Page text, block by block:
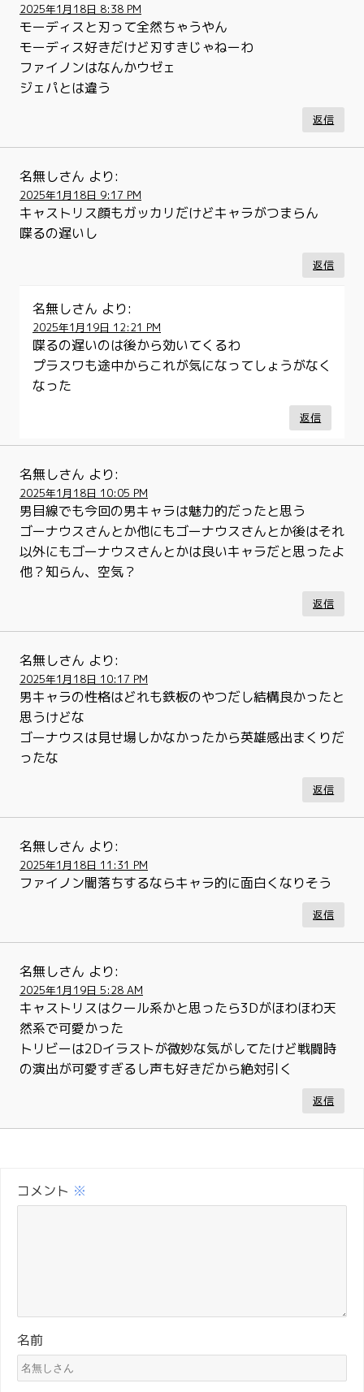
2025年1月18日 8:38 PM
モーディスと刃って全然ちゃうやん
モーディス好きだけど刃すきじゃねーわ
ファイノンはなんかウゼェ
ジェパとは違う
返信
名無しさん より:
2025年1月18日 9:17 PM
キャストリス顔もガッカリだけどキャラがつまらん
喋るの遅いし
返信
名無しさん より:
2025年1月19日 12:21 PM
喋るの遅いのは後から効いてくるわ
プラスワも途中からこれが気になってしょうがなく
なった
返信
名無しさん より:
2025年1月18日 10:05 PM
男目線でも今回の男キャラは魅力的だったと思う
ゴーナウスさんとか他にもゴーナウスさんとか後はそれ
以外にもゴーナウスさんとかは良いキャラだと思ったよ
他？知らん、空気？
返信
名無しさん より:
2025年1月18日 10:17 PM
男キャラの性格はどれも鉄板のやつだし結構良かったと
思うけどな
ゴーナウスは見せ場しかなかったから英雄感出まくりだ
ったな
返信
名無しさん より:
2025年1月18日 11:31 PM
ファイノン闇落ちするならキャラ的に面白くなりそう
返信
名無しさん より:
2025年1月19日 5:28 AM
キャストリスはクール系かと思ったら3Dがほわほわ天
然系で可愛かった
トリビーは2Dイラストが微妙な気がしてたけど戦闘時
の演出が可愛すぎるし声も好きだから絶対引く
返信
コメント ※
名前